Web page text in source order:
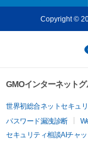
Copyright ©
GMOインターネット
世界初総合ネットセキュ
パスワード漏洩診断
セキュリティ相談AIチャッ